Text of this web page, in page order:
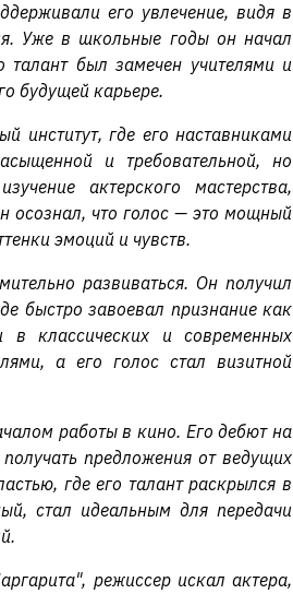
его увлечение, видя в
Уже в школьные годы он начал
талант был замечен учителями и
будущей карьере.
институт, где его наставниками
и требовательной, но
актерского мастерства,
осознал, что голос — это мощный
эмоций и чувств.
развиваться. Он получил
быстро завоевал признание как
в классических и современных
а его голос стал визитной
работы в кино. Его дебют на
предложения от ведущих
где его талант раскрылся в
стал идеальным для передачи
режиссер искал актера,